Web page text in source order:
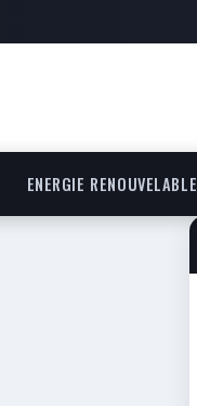
ENERGIE RENOUVELABLE